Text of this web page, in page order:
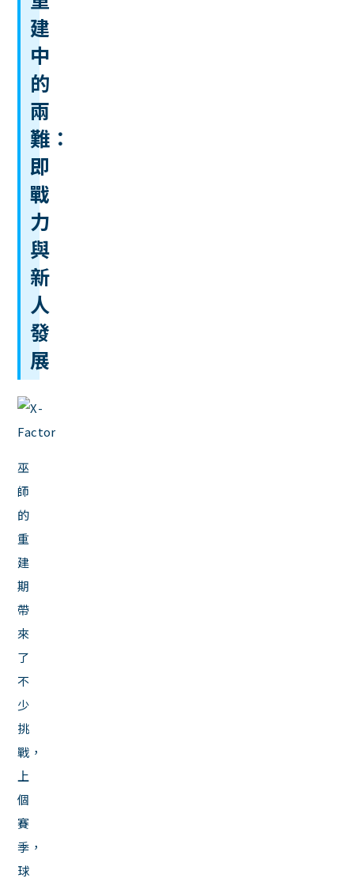
建
中
的
兩
難：
即
戰
力
與
新
人
發
展
巫
師
的
重
建
期
帶
來
了
不
少
挑
戰，
上
個
賽
季，
球